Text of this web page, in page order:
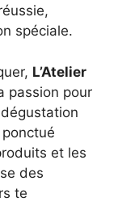
spéciale.
L’Atelier
passion pour
et les
des
te